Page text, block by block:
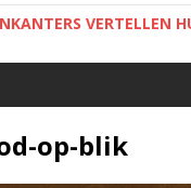
VERTELLEN
op-blik